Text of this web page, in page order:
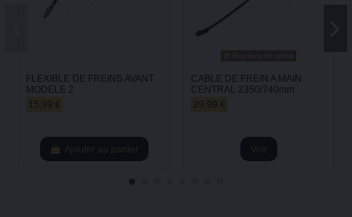
FLEXIBLE DE FREINS AVANT
MODELE 2
15,99 €
Ajouter au panier
CABLE DE FREIN A MAIN
CENTRAL 2350/740mm
29,99 €
Voir